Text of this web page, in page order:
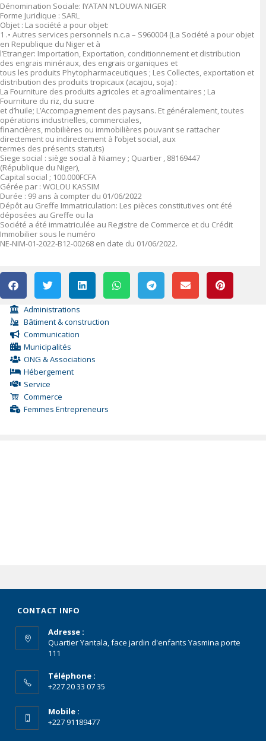
Dénomination Sociale: IYATAN N’LOUWA NIGER
Forme Juridique : SARL
Objet : La société a pour objet:
1 .• Autres services personnels n.c.a – S960004 (La Société a pour objet
en Republique du Niger et à
l’Etranger: Importation, Exportation, conditionnement et distribution
des engrais minéraux, des engrais organiques et
tous les produits Phytopharmaceutiques ; Les Collectes, exportation et
distribution des produits tropicaux (acajou, soja) :
La Fourniture des produits agricoles et agroalimentaires ; La
Fourniture du riz, du sucre
et d’huile; L’Accompagnement des paysans. Et généralement, toutes
opérations industrielles, commerciales,
financières, mobilières ou immobilières pouvant se rattacher
directement ou indirectement à l’objet social, aux
termes des présents statuts)
Siege social : siège social à Niamey ; Quartier , 88169447
(République du Niger),
Capital social ; 100.000FCFA
Gérée par : WOLOU KASSIM
Durée : 99 ans à compter du 01/06/2022
Dépôt au Greffe Immatriculation: Les pièces constitutives ont été
déposées au Greffe ou la
Société a été immatriculée au Registre de Commerce et du Crédit
Immobilier sous le numéro
NE-NIM-01-2022-B12-00268 en date du 01/06/2022.
Administrations
Bâtiment & construction
Communication
Municipalités
ONG & Associations
Hébergement
Service
Commerce
Femmes Entrepreneurs
CONTACT INFO
Adresse :
Quartier Yantala, face jardin d'enfants Yasmina porte
111
Téléphone :
+227 20 33 07 35
Mobile :
+227 91189477